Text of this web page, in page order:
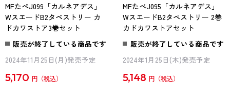
MFたぺJ099「カルネアデス」
WスエードB2タペストリー カ
ドカワストア3巻セット
販売が終了している商品です
2024年11月25日(月)発売予定
5,170 円
MFたぺJ095「カルネアデス」
WスエードB2タペストリー 2巻
カドカワストアセット
販売が終了している商品です
2024年1月25日(木)発売予定
5,148 円